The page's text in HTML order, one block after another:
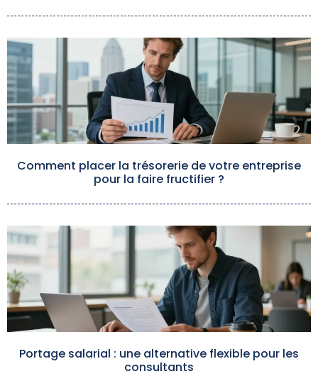
Comment placer la trésorerie de votre entreprise
pour la faire fructifier ?
Portage salarial : une alternative flexible pour les
consultants